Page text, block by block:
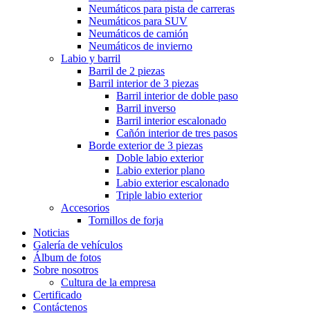
Neumáticos para pista de carreras
Neumáticos para SUV
Neumáticos de camión
Neumáticos de invierno
Labio y barril
Barril de 2 piezas
Barril interior de 3 piezas
Barril interior de doble paso
Barril inverso
Barril interior escalonado
Cañón interior de tres pasos
Borde exterior de 3 piezas
Doble labio exterior
Labio exterior plano
Labio exterior escalonado
Triple labio exterior
Accesorios
Tornillos de forja
Noticias
Galería de vehículos
Álbum de fotos
Sobre nosotros
Cultura de la empresa
Certificado
Contáctenos